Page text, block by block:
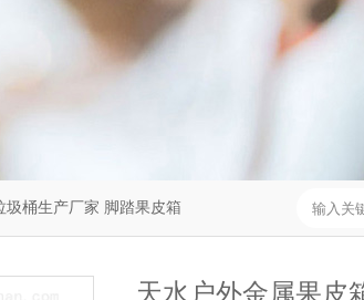
圾桶生产厂家 脚踏果皮箱
天水户外金属果皮